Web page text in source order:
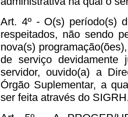
Art. 4º - O(s) período(s)
respeitados, não sendo
nova(s)
de serviço devidamente
servidor, ouvido(a) a
Órgão Suplementar, a
ser feita através do